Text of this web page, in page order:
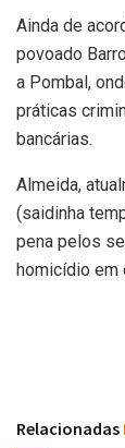
Ainda de
povoado
a Pombal,
práticas
bancárias.
Almeida,
(saidinha
pena pelos
homicídio em
Relacionadas